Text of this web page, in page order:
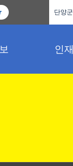
인
단양